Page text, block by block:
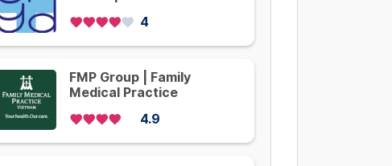
4
FMP Group | Family
Medical Practice
4.9